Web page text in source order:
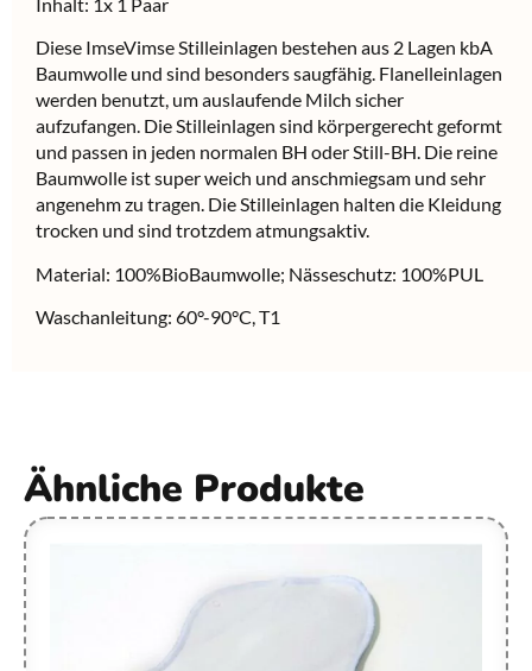
Diese ImseVimse Stilleinlagen bestehen aus 2 Lagen kbA
Baumwolle und sind besonders saugfähig. Flanelleinlagen
werden benutzt, um auslaufende Milch sicher
aufzufangen. Die Stilleinlagen sind körpergerecht geformt
und passen in jeden normalen BH oder Still-BH. Die reine
Baumwolle ist super weich und anschmiegsam und sehr
angenehm zu tragen. Die Stilleinlagen halten die Kleidung
trocken und sind trotzdem atmungsaktiv.
Material: 100%BioBaumwolle; Nässeschutz: 100%PUL
Waschanleitung: 60°-90°C, T1
Ähnliche Produkte